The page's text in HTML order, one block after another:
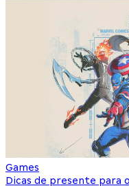
Games
Dicas de presente para